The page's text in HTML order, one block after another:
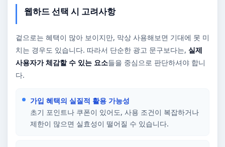
웹하드 선택 시 고려사항
겉으로는 혜택이 많아 보이지만, 막상 사용해보면 기대에 못 미
치는 경우도 있습니다. 따라서 단순한 광고 문구보다는, 실제
사용자가 체감할 수 있는 요소들을 중심으로 판단하셔야 합니
다.
가입 혜택의 실질적 활용 가능성
초기 포인트나 쿠폰이 있어도, 사용 조건이 복잡하거나
제한이 많으면 실효성이 떨어질 수 있습니다.